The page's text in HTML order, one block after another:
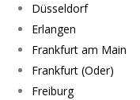
Düsseldorf
Erlangen
Frankfurt am Main
Frankfurt (Oder)
Freiburg